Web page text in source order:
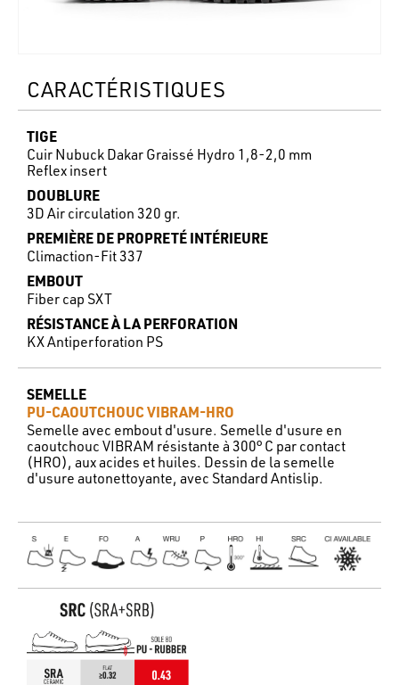
CARACTÉRISTIQUES
TIGE
Cuir Nubuck Dakar Graissé Hydro 1,8-2,0 mm
Reflex insert
DOUBLURE
3D Air circulation 320 gr.
PREMIÈRE DE PROPRETÉ INTÉRIEURE
Climaction-Fit 337
EMBOUT
Fiber cap SXT
RÉSISTANCE À LA PERFORATION
KX Antiperforation PS
SEMELLE
PU-CAOUTCHOUC VIBRAM-HRO
Semelle avec embout d'usure. Semelle d'usure en
caoutchouc VIBRAM résistante à 300° C par contact
(HRO), aux acides et huiles. Dessin de la semelle
d'usure autonettoyante, avec Standard Antislip.